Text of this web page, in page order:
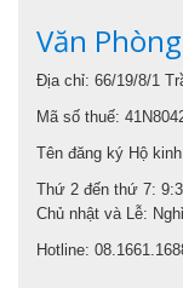
Văn
Địa chỉ: 66/19/8/1
Mã số thuế:
Tên đăng ký Hộ
Thứ 2 đến thứ 7:
Chủ nhật và Lễ: Nghỉ
Hotline: